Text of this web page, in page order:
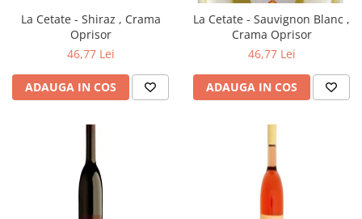
La Cetate - Shiraz , Crama
Oprisor
46,77 Lei
ADAUGA IN COS
La Cetate - Sauvignon Blanc ,
Crama Oprisor
46,77 Lei
ADAUGA IN COS